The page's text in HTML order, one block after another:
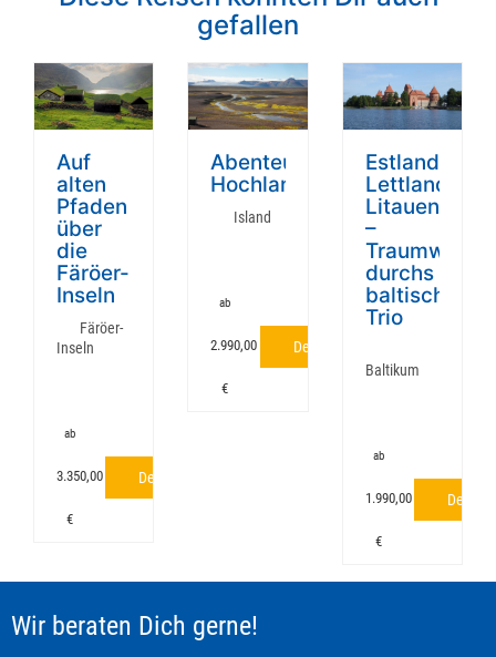
gefallen
Auf
alten
Pfaden
über
die
Färöer-
Inseln
Färöer-
Inseln
ab
3.350,00
€
Details
Abenteuer
Hochland
Island
ab
2.990,00
€
Details
Estland,
Lettland,
Litauen
–
durchs
baltische
Trio
Baltikum
ab
1.990,00
€
Details
Wir beraten Dich gerne!